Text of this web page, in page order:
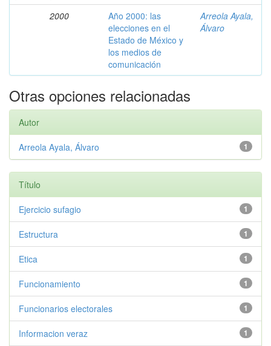
2000
Año 2000: las
elecciones en el
Estado de México y
los medios de
comunicación
Arreola Ayala,
Álvaro
Otras opciones relacionadas
Autor
1
Arreola Ayala, Álvaro
Título
1
Ejercicio sufagio
1
Estructura
1
Etica
1
Funcionamiento
1
Funcionarios electorales
1
Informacion veraz